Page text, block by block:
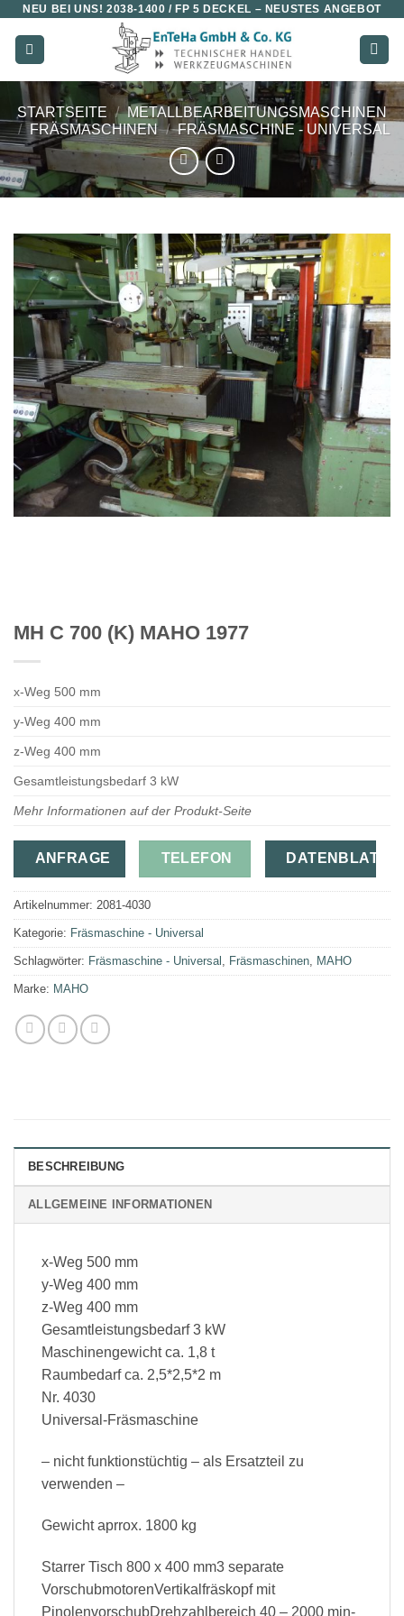
Zum
Inhalt
springen
NEU BEI UNS!2038-1400 / FP 5 DECKEL – NEUSTES ANGEBOT
STARTSEITE / METALLBEARBEITUNGSMASCHINEN
/
FRÄSMASCHINEN / FRÄSMASCHINE - UNIVERSAL
MH C 700 (K) MAHO 1977
x-Weg 500 mm
y-Weg 400 mm
z-Weg 400 mm
Gesamtleistungsbedarf 3 kW
Mehr Informationen auf der Produkt-Seite
ANFRAGE TELEFON DATENBLATT
Artikelnummer: 2081-4030
Kategorie: Fräsmaschine - Universal
Schlagwörter: Fräsmaschine - Universal , Fräsmaschinen, MAHO
Marke: MAHO
BESCHREIBUNG
ALLGEMEINE INFORMATIONEN
x-Weg 500 mm
y-Weg 400 mm
z-Weg 400 mm
Gesamtleistungsbedarf 3 kW
Maschinengewicht ca. 1,8 t
Raumbedarf ca. 2,5*2,5*2 m
Nr. 4030
Universal-Fräsmaschine
– nicht funktionstüchtig – als Ersatzteil zu
verwenden –
Gewicht aprrox. 1800 kg
Starrer Tisch 800 x 400 mm3 separate
VorschubmotorenVertikalfräskopf mit
PinolenvorschubDrehzahlbereich 40 – 2000 min-